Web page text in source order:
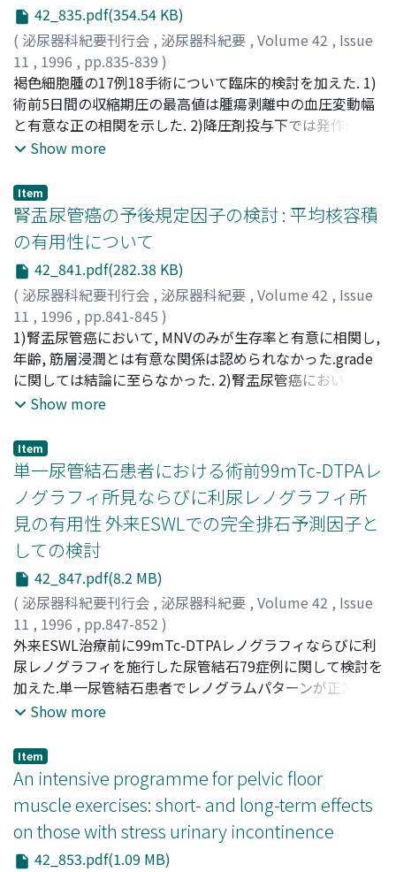
42_835.pdf(354.54 KB)
( 泌尿器科紀要刊行会 , 泌尿器科紀要 , Volume 42 , Issue
11 , 1996 , pp.835-839 )
野瀬, 清孝;山口, 孝則;蓮井, 良浩;長田, 幸夫;NOSE,
Kiyotaka;YAMAGUCHI, Takanori;HASUI, Yoshihiro;
OSADA, Yukio
褐色細胞腫の17例18手術について臨床的検討を加えた. 1)
術前5日間の収縮期圧の最高値は腫瘍剥離中の血圧変動幅
と有意な正の相関を示した. 2)降圧剤投与下では発作併発
持続型, 持続型, 発作型の順に血圧コントロールが不良であ
が基礎にある場合があると考えられた
Show more
Item
腎盂尿管癌の予後規定因子の検討 : 平均核容積
の有用性について
42_841.pdf(282.38 KB)
( 泌尿器科紀要刊行会 , 泌尿器科紀要 , Volume 42 , Issue
11 , 1996 , pp.841-845 )
青山, 輝義;藤川, 慶太;佐々木, 美晴;AOYAMA, Teruyoshi;
FUJIKAWA, Keita;SASAKI, Miharu
1)腎盂尿管癌において, MNVのみが生存率と有意に相関し,
年齢, 筋層浸潤とは有意な関係は認められなかった.grade
に関しては結論に至らなかった. 2)腎盂尿管癌においても
MNVは予後規定の重要な因子であると示唆された
Show more
Item
単一尿管結石患者における術前99mTc-DTPAレ
ノグラフィ所見ならびに利尿レノグラフィ所
見の有用性 外来ESWLでの完全排石予測因子と
しての検討
42_847.pdf(8.2 MB)
( 泌尿器科紀要刊行会 , 泌尿器科紀要 , Volume 42 , Issue
11 , 1996 , pp.847-852 )
曽我, 倫久人;米田, 勝紀;鈴木, 竜一;川村, 壽一;SOGA,
Norihito;KOMEDA, Yoshinori;SUZUKI, Ryuichi;
KAWAMURA, Juichi
外来ESWL治療前に99mTc-DTPAレノグラフィならびに利
尿レノグラフィを施行した尿管結石79症例に関して検討を
加えた.単一尿管結石患者でレノグラムパターンが正常型,
或いは閉塞型であっても利尿レノグラムで反応なし, の型
待できる)ことが示された
Show more
Item
An intensive programme for pelvic floor
muscle exercises: short- and long-term effects
on those with stress urinary incontinence
42_853.pdf(1.09 MB)